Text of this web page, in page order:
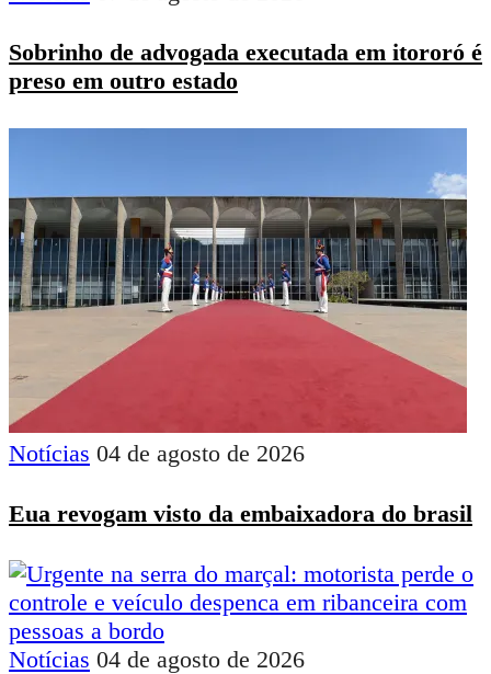
Sobrinho de advogada executada em itororó é
preso em outro estado
Notícias 04 de agosto de 2026
Eua revogam visto da embaixadora do brasil
Notícias 04 de agosto de 2026